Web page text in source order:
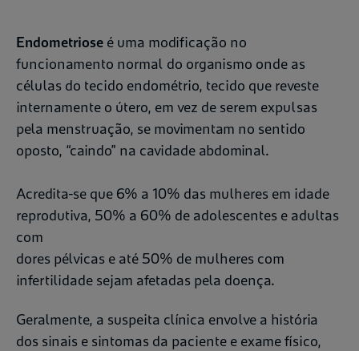
Endometriose é uma modificação no
funcionamento normal do organismo onde as
células do tecido endométrio, tecido que reveste
internamente o útero, em vez de serem expulsas
pela menstruação, se movimentam no sentido
oposto, “caindo” na cavidade abdominal.
Acredita-se que 6% a 10% das mulheres em idade
reprodutiva, 50% a 60% de adolescentes e adultas
com
dores pélvicas e até 50% de mulheres com
infertilidade sejam afetadas pela doença.
Geralmente, a suspeita clínica envolve a história
dos sinais e sintomas da paciente e exame físico,